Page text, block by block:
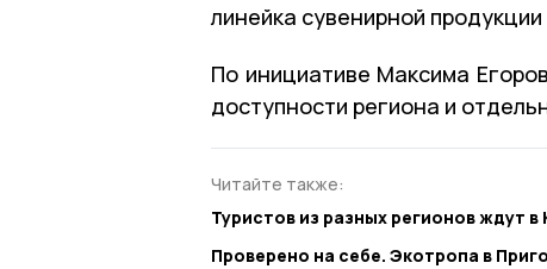
линейка сувенирной
По инициативе Максима
доступности региона и
Читайте также:
Туристов из разных регионов ждут
Проверено на себе. Экотропа в